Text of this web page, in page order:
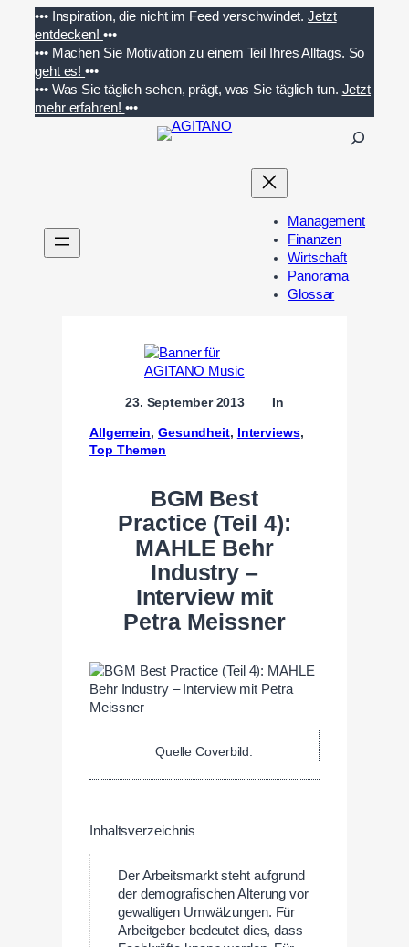
Inhalt
springen
••• Inspiration, die nicht im Feed verschwindet. Jetzt
entdecken! •••
••• Machen Sie Motivation zu einem Teil Ihres Alltags. So
geht es!•••
••• Was Sie täglich sehen, prägt, was Sie täglich tun. Jetzt
mehr erfahren! •••
n
Management
Finanzen
Wirtschaft
Panorama
Glossar
23. September 2013 In
Allgemein, Gesundheit, Interviews
Top Themen
BGM Best
Practice (Teil 4):
MAHLE Behr
Industry –
Interview mit
Petra Meissner
Quelle Coverbild:
Inhaltsverzeichnis
Der Arbeitsmarkt steht aufgrund
der demografischen Alterung vor
gewaltigen Umwälzungen. Für
Arbeitgeber bedeutet dies, dass